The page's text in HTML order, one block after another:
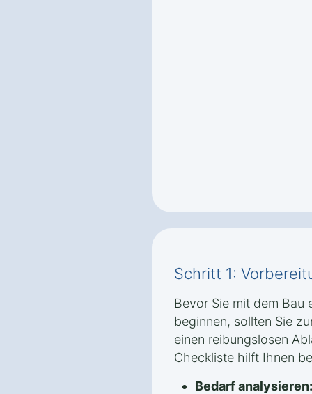
Schritt 1:
Bevor Sie mit dem Bau
beginnen, sollten Sie
einen reibungslosen
Checkliste hilft Ihnen
Bedarf analysieren: